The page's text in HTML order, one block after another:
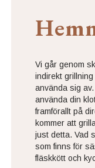
Vi går genom
indirekt
använda sig
använda din
framförallt på
kommer att
just detta. Vad
som finns för
fläskkött och